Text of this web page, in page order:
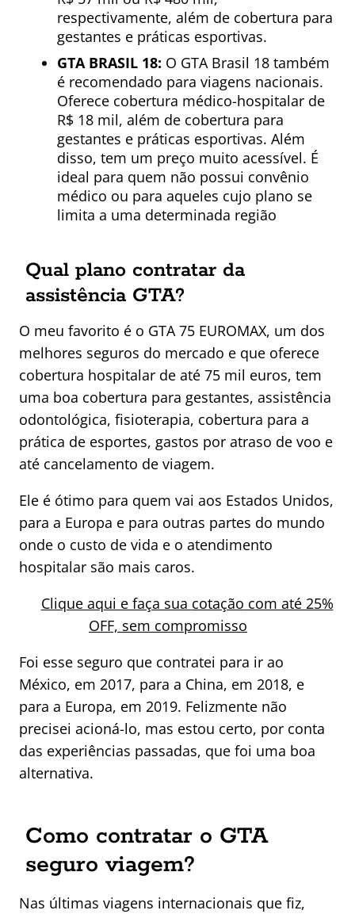
respectivamente, além de cobertura para
gestantes e práticas esportivas.
GTA BRASIL 18: O GTA Brasil 18 também
é recomendado para viagens nacionais.
Oferece cobertura médico-hospitalar de
R$ 18 mil, além de cobertura para
gestantes e práticas esportivas. Além
disso, tem um preço muito acessível. É
ideal para quem não possui convênio
médico ou para aqueles cujo plano se
limita a uma determinada região
Qual plano contratar da
assistência GTA?
O meu favorito é o GTA 75 EUROMAX, um dos
melhores seguros do mercado e que oferece
cobertura hospitalar de até 75 mil euros, tem
uma boa cobertura para gestantes, assistência
odontológica, fisioterapia, cobertura para a
prática de esportes, gastos por atraso de voo e
até cancelamento de viagem.
Ele é ótimo para quem vai aos Estados Unidos,
para a Europa e para outras partes do mundo
onde o custo de vida e o atendimento
hospitalar são mais caros.
Clique aqui e faça sua cotação com até 25%
OFF, sem compromisso
Foi esse seguro que contratei para ir ao
México, em 2017, para a China, em 2018, e
para a Europa, em 2019. Felizmente não
precisei acioná-lo, mas estou certo, por conta
das experiências passadas, que foi uma boa
alternativa.
Como contratar o GTA
seguro viagem?
Nas últimas viagens internacionais que fiz,